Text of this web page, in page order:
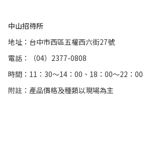
中山招待所
地址：台中市西區五權西六街27號
電話：（04）2377-0808
時間：11：30～14：00、18：00～22：00
附註：產品價格及種類以現場為主